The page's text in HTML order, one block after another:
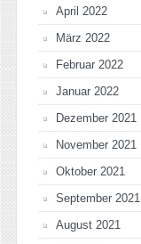
April 2022
März 2022
Februar 2022
Januar 2022
Dezember 2021
November 2021
Oktober 2021
September 2021
August 2021